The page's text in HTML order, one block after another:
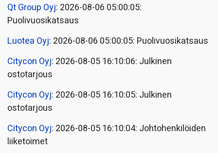
Qt Group Oyj: 2026-08-06 05:00:05:
Puolivuosikatsaus
Luotea Oyj: 2026-08-06 05:00:05: Puolivuosikatsaus
Citycon Oyj: 2026-08-05 16:10:06: Julkinen
ostotarjous
Citycon Oyj: 2026-08-05 16:10:05: Julkinen
ostotarjous
Citycon Oyj: 2026-08-05 16:10:04: Johtohenkilöiden
liiketoimet